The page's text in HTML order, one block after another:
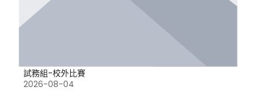
試務組-校外比賽
2026-08-04